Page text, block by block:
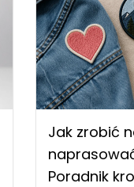
Jak zrobić
Poradnik